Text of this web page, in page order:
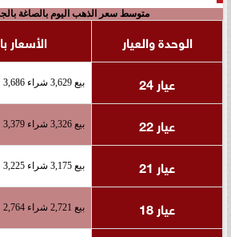
متوسط سعر الذهب اليوم بالصاغة
الوحدة والعيار
الأسعار
عيار 24
بيع 3,629 شراء 3,686
عيار 22 بيع 3,326 شراء 3,379
عيار 21 بيع 3,175 شراء 3,225
عيار 18 بيع 2,721 شراء 2,764